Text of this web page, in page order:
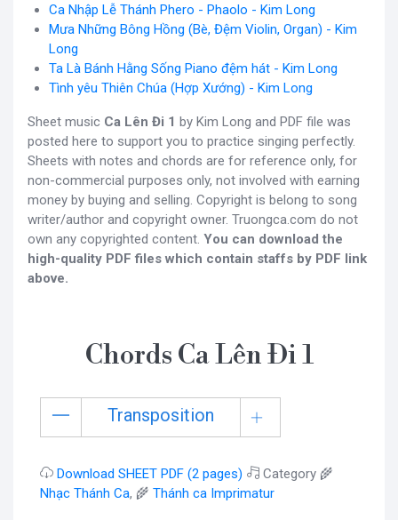
Ca Nhập Lễ Thánh Phero - Phaolo - Kim Long
Mưa Những Bông Hồng (Bè, Đệm Violin, Organ) - Kim
Long
Ta Là Bánh Hằng Sống Piano đệm hát - Kim Long
Tình yêu Thiên Chúa (Hợp Xướng) - Kim Long
Sheet music Ca Lên Đi 1 by Kim Long and PDF file was
posted here to support you to practice singing perfectly.
Sheets with notes and chords are for reference only, for
non-commercial purposes only, not involved with earning
money by buying and selling. Copyright is belong to song
writer/author and copyright owner. Truongca.com do not
own any copyrighted content. You can download the
high-quality PDF files which contain staffs by PDF link
above.
Chords Ca Lên Đi 1
Transposition
Download SHEET PDF (2 pages)
Category 🌾
Nhạc Thánh Ca, 🌾 Thánh ca Imprimatur